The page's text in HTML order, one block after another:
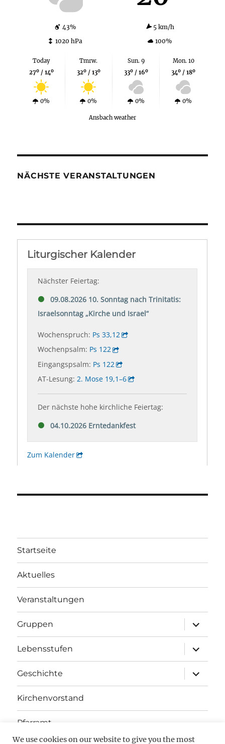
43%
5 km/h
1020 hPa
100%
Today
27º / 14º
0%
Tmrw.
32º / 13º
0%
Sun. 9
33º / 16º
0%
Mon. 10
34º / 18º
0%
Ansbach weather
NÄCHSTE VERANSTALTUNGEN
Startseite
Aktuelles
Veranstaltungen
Gruppen
öffnen
Lebensstufen
öffnen
Geschichte
öffnen
Kirchenvorstand
Pfarramt
We use cookies on our website to give you the most